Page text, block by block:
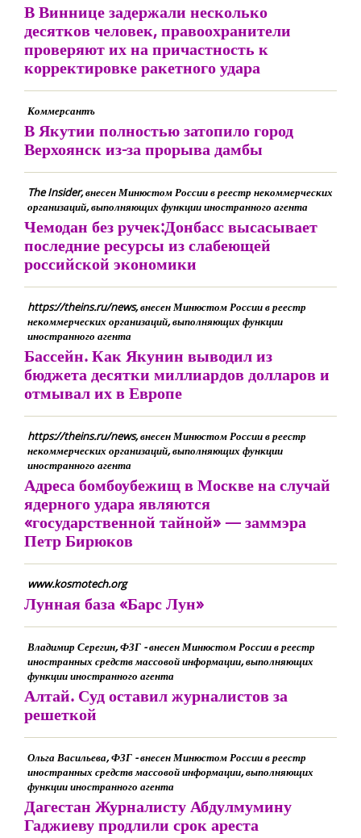
В Виннице задержали несколько
десятков человек, правоохранители
проверяют их на причастность к
корректировке ракетного удара
Коммерсантъ
В Якутии полностью затопило город
Верхоянск из-за прорыва дамбы
The Insider, внесен Минюстом России в реестр некоммерческих
организаций, выполняющих функции иностранного агента
Чемодан без ручек:Донбасс высасывает
последние ресурсы из слабеющей
российской экономики
https://theins.ru/news, внесен Минюстом России в реестр
некоммерческих организаций, выполняющих функции
иностранного агента
Бассейн. Как Якунин выводил из
бюджета десятки миллиардов долларов и
отмывал их в Европе
https://theins.ru/news, внесен Минюстом России в реестр
некоммерческих организаций, выполняющих функции
иностранного агента
Адреса бомбоубежищ в Москве на случай
ядерного удара являются
«государственной тайной» — заммэра
Петр Бирюков
www.kosmotech.org
Лунная база «Барс Лун»
Владимир Серегин, ФЗГ - внесен Минюстом России в реестр
иностранных средств массовой информации, выполняющих
функции иностранного агента
Алтай. Суд оставил журналистов за
решеткой
Ольга Васильева, ФЗГ - внесен Минюстом России в реестр
иностранных средств массовой информации, выполняющих
функции иностранного агента
Дагестан Журналисту Абдулмумину
Гаджиеву продлили срок ареста